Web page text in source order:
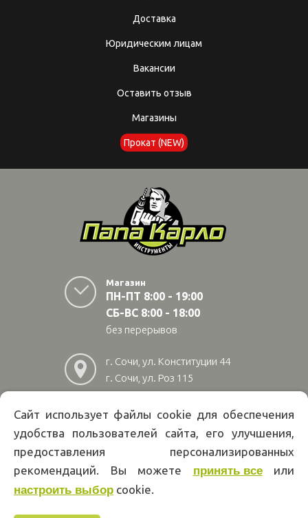
Доставка
Юридическим лицам
Вакансии
Оставить отзыв
Магазины
Прокат (NEW)
Магазин
ПН-ПТ 8:00 - 19:00
СБ-ВС 8:00 - 18:00
без перерывов
г. Сочи, ул. Конституции 44
г. Сочи, ул. Роз 115
г. Адлер, ул Авиационная
28/10
222 02 01
офертой. Указанные цены действуют только при оформлении заказа
через интернет-магазин papakarlotools.ru.
Цены в пунктах выдачи заказов и розничных магазинах компании
Сайт использует файлы cookie для обеспечения
удобства пользователей сайта, его улучшения,
предоставления персонализированных
рекомендаций. Вы можете принять всеили
настроить выбор cookie.